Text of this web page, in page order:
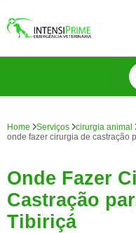
Home Serviços cirurgia animal
onde fazer cirurgia de castração
Onde Fazer
Castração
Tibiriçá